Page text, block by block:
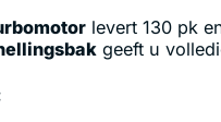
levert 130 pk
geeft u